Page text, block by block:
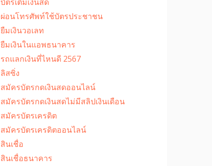
ผ่อนโทรศัพท์ใช้บัตรประชาชน
ยืมเงินวอเลท
ยืมเงินในแอพธนาคาร
รถแลกเงินที่ไหนดี 2567
ลิสซิ่ง
สมัครบัตรกดเงินสดออนไลน์
สมัครบัตรกดเงินสดไม่มีสลิปเงินเดือน
สมัครบัตรเครดิต
สมัครบัตรเครดิตออนไลน์
สินเชื่อ
สินเชื่อธนาคาร